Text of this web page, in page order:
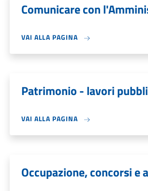
Comunicare con
VAI ALLA PAGINA
Patrimonio - lavori
VAI ALLA PAGINA
Occupazione, concorsi e